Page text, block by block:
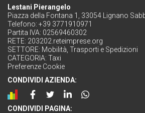
Lestani Pierangelo
Piazza della Fontana 1, 33054 Lignano
Telefono: +39 3771910971
Partita IVA: 02569460302
RETE: 203202.reteimprese.org
SETTORE: Mobilità, Trasporti e Spedizioni
CATEGORIA: Taxi
Preferenze Cookie
CONDIVIDI AZIENDA:
CONDIVIDI PAGINA: